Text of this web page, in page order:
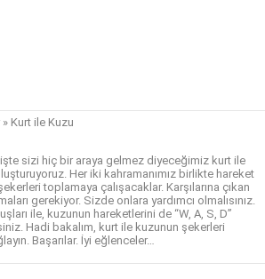
» Kurt ile Kuzu
sizi hiç bir araya gelmez diyeceğimiz kurt ile
Her iki kahramanımız birlikte hareket
toplamaya çalışacaklar. Karşılarına çıkan
gerekiyor. Sizde onlara yardımcı olmalısınız.
ile, kuzunun hareketlerini de “W, A, S, D”
Hadi bakalım, kurt ile kuzunun şekerleri
Başarılar. İyi eğlenceler…